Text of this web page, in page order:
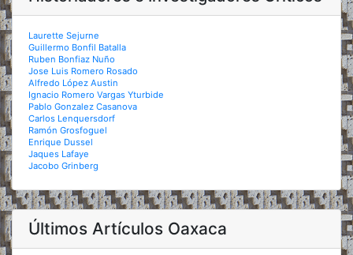
Laurette Sejurne
Guillermo Bonfil Batalla
Ruben Bonfiaz Nuño
Jose Luis Romero Rosado
Alfredo López Austin
Ignacio Romero Vargas Yturbide
Pablo Gonzalez Casanova
Carlos Lenquersdorf
Ramón Grosfoguel
Enrique Dussel
Jaques Lafaye
Jacobo Grinberg
Últimos Artículos Oaxaca